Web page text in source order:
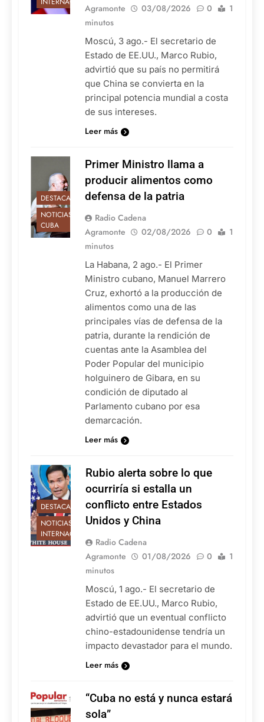
Agramonte
03/08/2026 0
1
minutos
Moscú, 3 ago.- El secretario de
Estado de EE.UU., Marco Rubio,
advirtió que su país no permitirá
que China se convierta en la
principal potencia mundial a costa
de sus intereses.
Leer más
DESTACADAS
NOTICIAS DE
CUBA
Primer Ministro llama a
producir alimentos como
defensa de la patria
Radio Cadena
Agramonte
02/08/2026 0
1
minutos
La Habana, 2 ago.- El Primer
Ministro cubano, Manuel Marrero
Cruz, exhortó a la producción de
alimentos como una de las
principales vías de defensa de la
patria, durante la rendición de
cuentas ante la Asamblea del
Poder Popular del municipio
holguinero de Gibara, en su
condición de diputado al
Parlamento cubano por esa
demarcación.
Leer más
DESTACADAS
NOTICIAS
INTERNACIONALES
Rubio alerta sobre lo que
ocurriría si estalla un
conflicto entre Estados
Unidos y China
Radio Cadena
Agramonte
01/08/2026 0
1
minutos
Moscú, 1 ago.- El secretario de
Estado de EE.UU., Marco Rubio,
advirtió que un eventual conflicto
chino-estadounidense tendría un
impacto devastador para el mundo.
Leer más
“Cuba no está y nunca estará
sola”